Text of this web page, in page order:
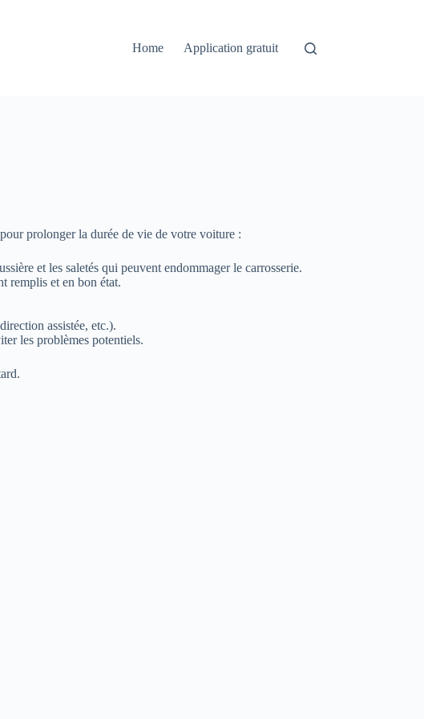
Home Application gratuit
prolonger la durée de vie de votre voiture :
et les saletés qui peuvent endommager le carrosserie.
remplis et en bon état.
assistée, etc.).
les problèmes potentiels.